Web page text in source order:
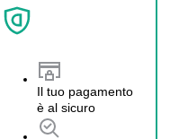
Il tuo pagamento
è al sicuro